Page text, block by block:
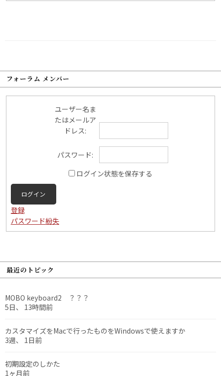
フォーラム メンバー
ユーザー名ま
たはメールア
ドレス:
パスワード:
ログイン状態を保存する
ログイン
登録
パスワード紛失
最近のトピック
MOBO keyboard2 ？？？
5日、 13時間前
カスタマイズをMacで行ったものをWindowsで使えますか
3週、 1日前
初期設定のしかた
1ヶ月前